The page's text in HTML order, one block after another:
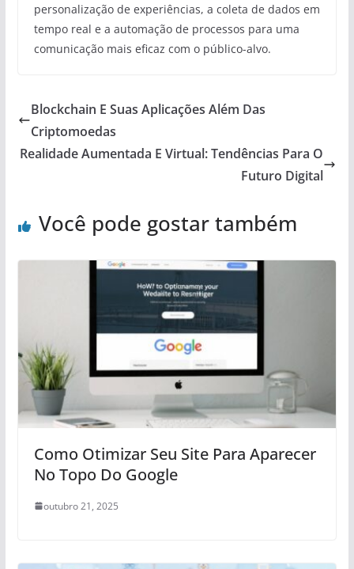
personalização de experiências, a coleta de dados em
tempo real e a automação de processos para uma
comunicação mais eficaz com o público-alvo.
Blockchain E Suas Aplicações Além Das
Criptomoedas
Realidade Aumentada E Virtual: Tendências Para O
Futuro Digital
Você pode gostar também
Como Otimizar Seu Site Para Aparecer
No Topo Do Google
outubro 21, 2025